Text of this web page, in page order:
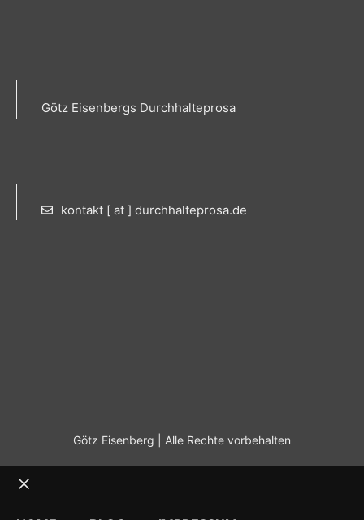
Götz Eisenbergs Durchhalteprosa
kontakt [ at ] durchhalteprosa.de
Götz Eisenberg | Alle Rechte vorbehalten